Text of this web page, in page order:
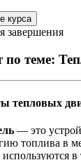
курса
завершения
по теме:
тепловых
— это
топлива в
в